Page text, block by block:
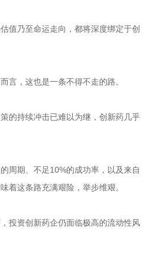
值乃至命运走向，都将深度绑定于创
言，这也是一条不得不走的路。
的持续冲击已难以为继，创新药几乎
周期、不足10%的成功率，以及来自
着这条路充满艰险，举步维艰。
投资创新药企仍面临极高的流动性风